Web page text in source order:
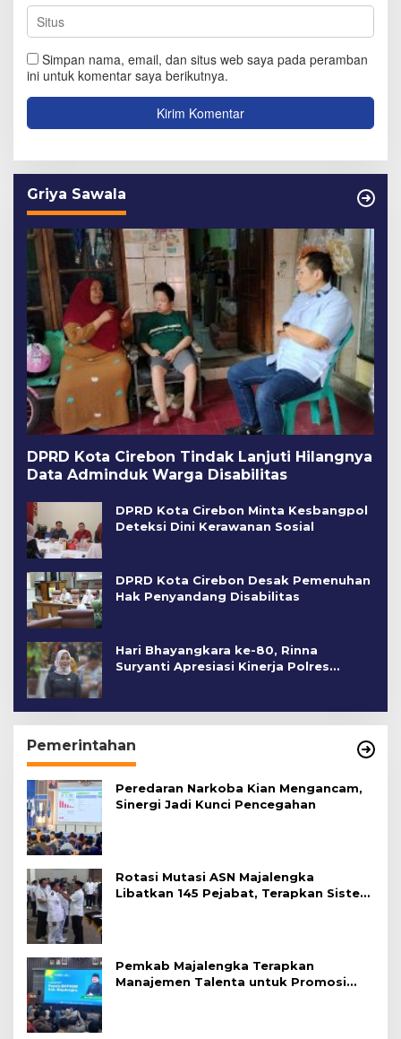
Simpan nama, email, dan situs web saya pada peramban
ini untuk komentar saya berikutnya.
Griya Sawala
DPRD Kota Cirebon Tindak Lanjuti Hilangnya
Data Adminduk Warga Disabilitas
DPRD Kota Cirebon Minta Kesbangpol
Deteksi Dini Kerawanan Sosial
DPRD Kota Cirebon Desak Pemenuhan
Hak Penyandang Disabilitas
Hari Bhayangkara ke-80, Rinna
Suryanti Apresiasi Kinerja Polres
Pemerintahan
Peredaran Narkoba Kian Mengancam,
Sinergi Jadi Kunci Pencegahan
Rotasi Mutasi ASN Majalengka
Libatkan 145 Pejabat, Terapkan Sistem
Pemkab Majalengka Terapkan
Manajemen Talenta untuk Promosi